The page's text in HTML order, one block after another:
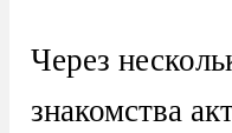
Через
знакомства